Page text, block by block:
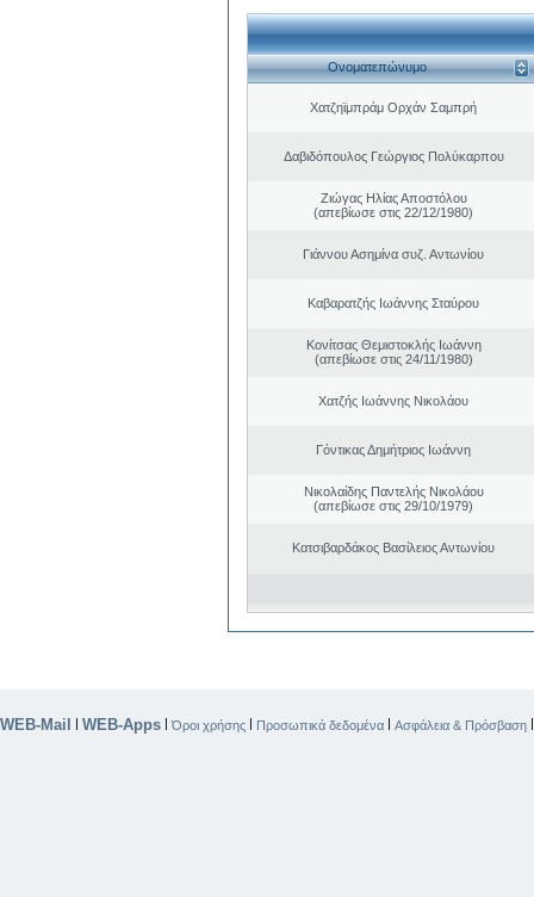
Ονοματεπώνυμο
Χατζηϊμπράμ Ορχάν Σαμπρή
Δαβιδόπουλος Γεώργιος Πολύκαρπου
Ζιώγας Ηλίας Αποστόλου
(απεβίωσε στις 22/12/1980)
Γιάννου Ασημίνα συζ. Αντωνίου
Καβαρατζής Ιωάννης Σταύρου
Κονίτσας Θεμιστοκλής Ιωάννη
(απεβίωσε στις 24/11/1980)
Χατζής Ιωάννης Νικολάου
Γόντικας Δημήτριος Ιωάννη
Νικολαίδης Παντελής Νικολάου
(απεβίωσε στις 29/10/1979)
Κατσιβαρδάκος Βασίλειος Αντωνίου
WEB-Mail | WEB-Apps |Όροι χρήσης | Προσωπικά δεδομένα | Ασφάλεια & Πρόσβαση